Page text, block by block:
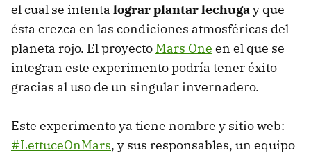
el cual se intenta lograr plantar lechugay que
ésta crezca en las condiciones atmosféricas del
planeta rojo. El proyecto Mars One en el que se
integran este experimento podría tener éxito
gracias al uso de un singular invernadero.
Este experimento ya tiene nombre y sitio web:
#LettuceOnMars, y sus responsables, un equipo